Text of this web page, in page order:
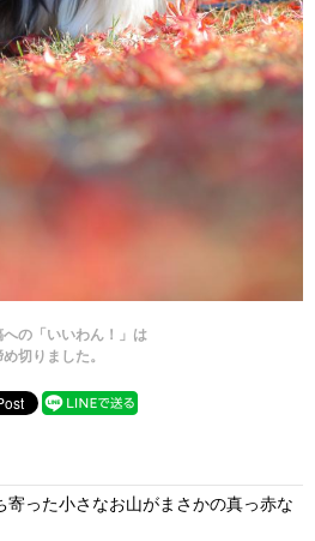
への「いいわん！」は
め切りました。
った小さなお山がまさかの真っ赤な